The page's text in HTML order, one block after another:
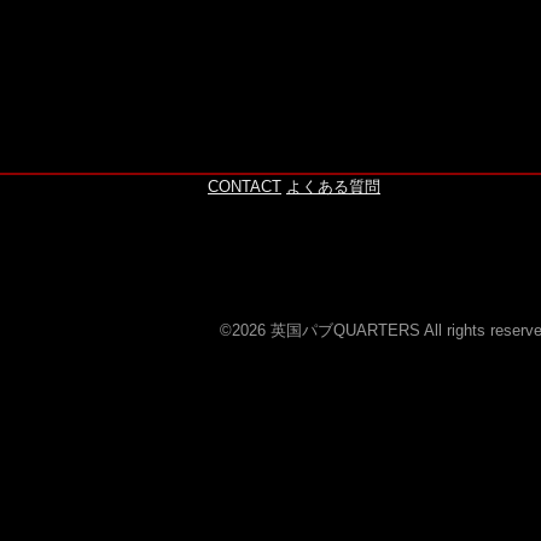
CONTACT よくある質問
©2026 英国パブQUARTERS All rights